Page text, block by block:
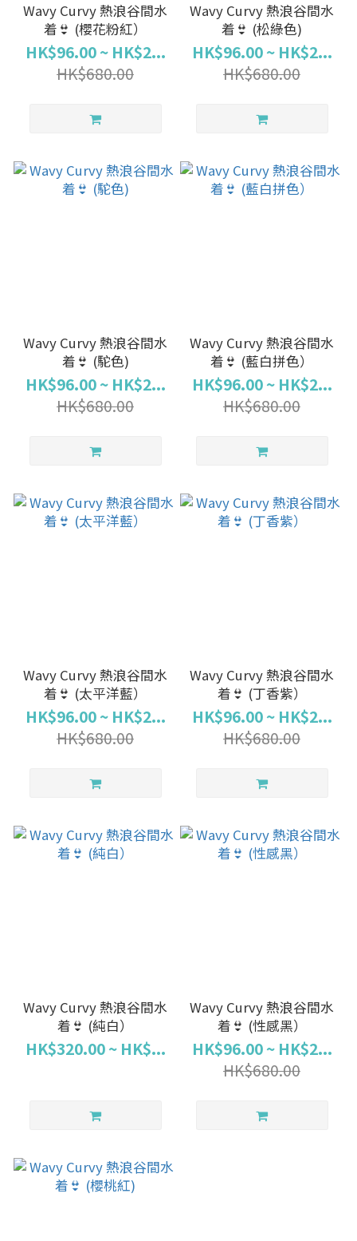
Wavy Curvy 熱浪谷間水
着👙 (櫻花粉紅）
HK$96.00 ~ HK$2...
HK$680.00
Wavy Curvy 熱浪谷間水
着👙 (松綠色)
HK$96.00 ~ HK$2...
HK$680.00
Wavy Curvy 熱浪谷間水
着👙 (駝色)
HK$96.00 ~ HK$2...
HK$680.00
Wavy Curvy 熱浪谷間水
着👙 (藍白拼色）
HK$96.00 ~ HK$2...
HK$680.00
Wavy Curvy 熱浪谷間水
着👙 (太平洋藍）
HK$96.00 ~ HK$2...
HK$680.00
Wavy Curvy 熱浪谷間水
着👙 (丁香紫）
HK$96.00 ~ HK$2...
HK$680.00
Wavy Curvy 熱浪谷間水
着👙 (純白）
HK$320.00 ~ HK$...
Wavy Curvy 熱浪谷間水
着👙 (性感黑）
HK$96.00 ~ HK$2...
HK$680.00